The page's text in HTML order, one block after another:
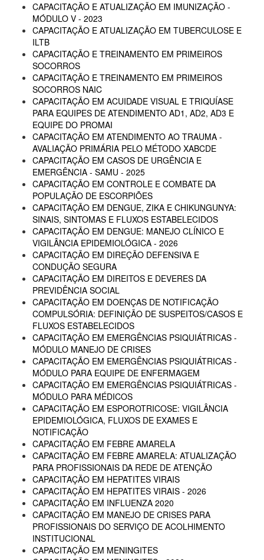
CAPACITAÇÃO E ATUALIZAÇÃO EM IMUNIZAÇÃO -
MÓDULO V - 2023
CAPACITAÇÃO E ATUALIZAÇÃO EM TUBERCULOSE E
ILTB
CAPACITAÇÃO E TREINAMENTO EM PRIMEIROS
SOCORROS
CAPACITAÇÃO E TREINAMENTO EM PRIMEIROS
SOCORROS NAIC
CAPACITAÇÃO EM ACUIDADE VISUAL E TRIQUÍASE
PARA EQUIPES DE ATENDIMENTO AD1, AD2, AD3 E
EQUIPE DO PROMAI
CAPACITAÇÃO EM ATENDIMENTO AO TRAUMA -
AVALIAÇÃO PRIMÁRIA PELO MÉTODO XABCDE
CAPACITAÇÃO EM CASOS DE URGÊNCIA E
EMERGÊNCIA - SAMU - 2025
CAPACITAÇÃO EM CONTROLE E COMBATE DA
POPULAÇÃO DE ESCORPIÕES
CAPACITAÇÃO EM DENGUE, ZIKA E CHIKUNGUNYA:
SINAIS, SINTOMAS E FLUXOS ESTABELECIDOS
CAPACITAÇÃO EM DENGUE: MANEJO CLÍNICO E
VIGILÂNCIA EPIDEMIOLÓGICA - 2026
CAPACITAÇÃO EM DIREÇÃO DEFENSIVA E
CONDUÇÃO SEGURA
CAPACITAÇÃO EM DIREITOS E DEVERES DA
PREVIDÊNCIA SOCIAL
CAPACITAÇÃO EM DOENÇAS DE NOTIFICAÇÃO
COMPULSÓRIA: DEFINIÇÃO DE SUSPEITOS/CASOS E
FLUXOS ESTABELECIDOS
CAPACITAÇÃO EM EMERGÊNCIAS PSIQUIÁTRICAS -
MÓDULO MANEJO DE CRISES
CAPACITAÇÃO EM EMERGÊNCIAS PSIQUIÁTRICAS -
MÓDULO PARA EQUIPE DE ENFERMAGEM
CAPACITAÇÃO EM EMERGÊNCIAS PSIQUIÁTRICAS -
MÓDULO PARA MÉDICOS
CAPACITAÇÃO EM ESPOROTRICOSE: VIGILÂNCIA
EPIDEMIOLÓGICA, FLUXOS DE EXAMES E
NOTIFICAÇÃO
CAPACITAÇÃO EM FEBRE AMARELA
CAPACITAÇÃO EM FEBRE AMARELA: ATUALIZAÇÃO
PARA PROFISSIONAIS DA REDE DE ATENÇÃO
CAPACITAÇÃO EM HEPATITES VIRAIS
CAPACITAÇÃO EM HEPATITES VIRAIS - 2026
CAPACITAÇÃO EM INFLUENZA 2020
CAPACITAÇÃO EM MANEJO DE CRISES PARA
PROFISSIONAIS DO SERVIÇO DE ACOLHIMENTO
INSTITUCIONAL
CAPACITAÇÃO EM MENINGITES